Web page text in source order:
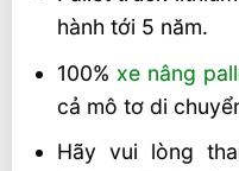
hành tới 5 năm.
100% xe nâng
cả mô tơ di
Hãy vui lòng